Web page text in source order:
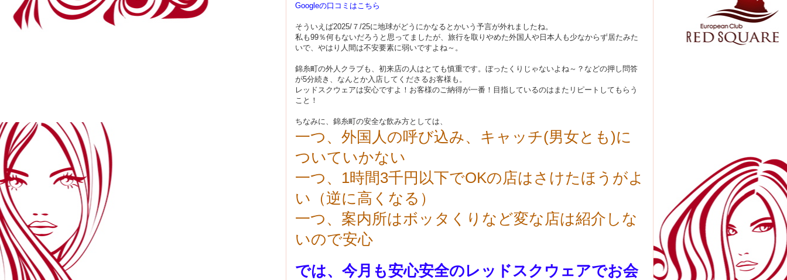
Googleの口コミはこちら
そういえば2025/７/25に地球がどうにかなるとかいう予言が外れましたね。
私も99％何もないだろうと思ってましたが、旅行を取りやめた外国人や日本人も少なからず居たみた
いで、やはり人間は不安要素に弱いですよね～。
錦糸町の外人クラブも、初来店の人はとても慎重です。ぼったくりじゃないよね～？などの押し問答
が5分続き、なんとか入店してくださるお客様も。
レッドスクウェアは安心ですよ！お客様のご納得が一番！目指しているのはまたリピートしてもらう
こと！
ちなみに、錦糸町の安全な飲み方としては、
一つ、外国人の呼び込み、キャッチ(男女とも)に
ついていかない
一つ、1時間3千円以下でOKの店はさけたほうがよ
い（逆に高くなる）
一つ、案内所はボッタくりなど変な店は紹介しな
いので安心
では、今月も安心安全のレッドスクウェアでお会